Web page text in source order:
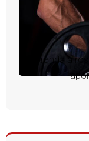
Aprenda a